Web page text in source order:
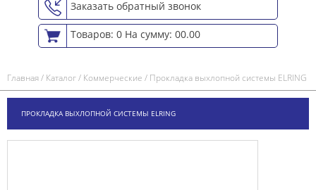
Заказать обратный звонок
Товаров: 0 На сумму: 00.00
Главная/ Каталог/ Коммерческие / Прокладка выхлопной системы ELRING
ПРОКЛАДКА ВЫХЛОПНОЙ СИСТЕМЫ ELRING